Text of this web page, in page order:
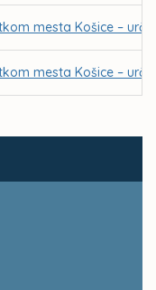
mesta Košice –
mesta Košice –